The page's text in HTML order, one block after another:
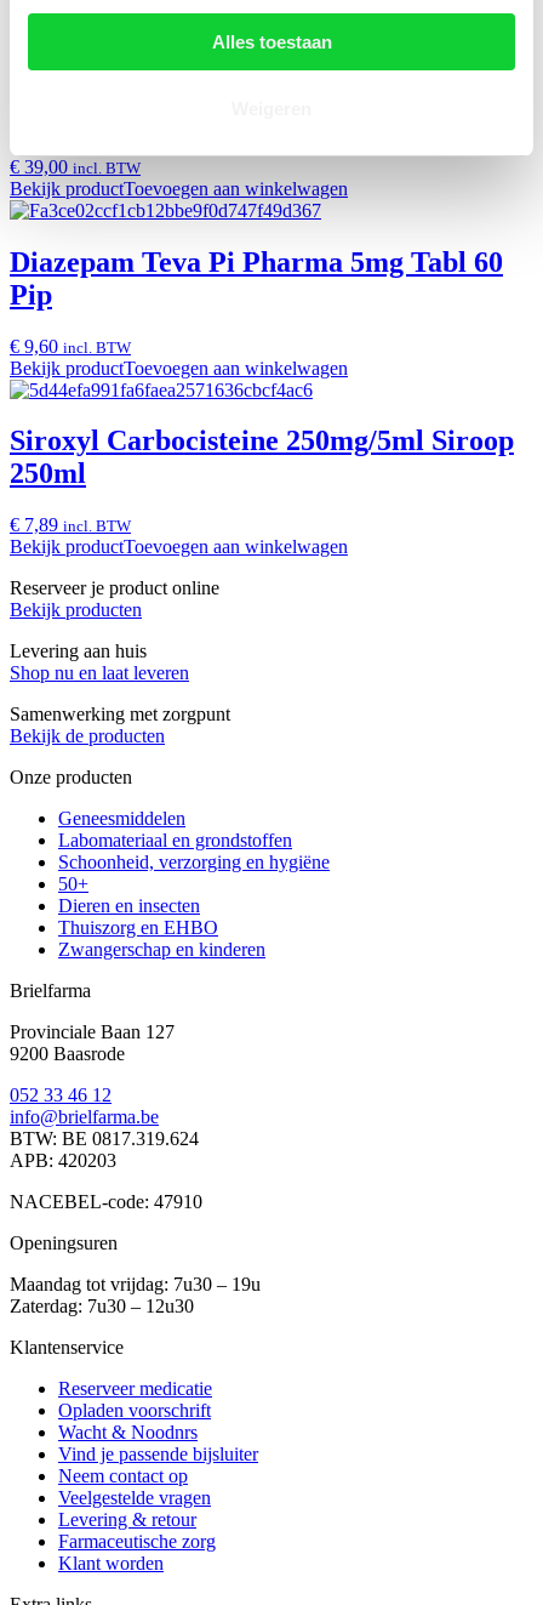
Alles toestaan
€ 17,85
Toevoegen aan winkelwagen
€ 39,00 incl. BTW
Bekijk productToevoegen aan winkelwagen
Diazepam Teva Pi Pharma 5mg Tabl 60
Pip
€ 9,60 incl. BTW
Bekijk productToevoegen aan winkelwagen
Siroxyl Carbocisteine 250mg/5ml Siroop
250ml
€ 7,89 incl. BTW
Bekijk productToevoegen aan winkelwagen
Reserveer je product online
Bekijk producten
Levering aan huis
Shop nu en laat leveren
Samenwerking met zorgpunt
Bekijk de producten
Onze producten
Geneesmiddelen
Labomateriaal en grondstoffen
Schoonheid, verzorging en hygiëne
50+
Dieren en insecten
Thuiszorg en EHBO
Zwangerschap en kinderen
Brielfarma
Provinciale Baan 127
9200 Baasrode
052 33 46 12
info@brielfarma.be
BTW: BE 0817.319.624
APB: 420203
NACEBEL-code: 47910
Openingsuren
Maandag tot vrijdag: 7u30 – 19u
Zaterdag: 7u30 – 12u30
Klantenservice
Reserveer medicatie
Opladen voorschrift
Wacht & Noodnrs
Vind je passende bijsluiter
Neem contact op
Veelgestelde vragen
Levering & retour
Farmaceutische zorg
Klant worden